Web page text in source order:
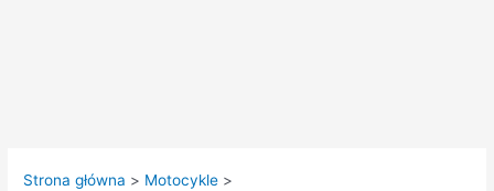
Strona główna
Motocykle